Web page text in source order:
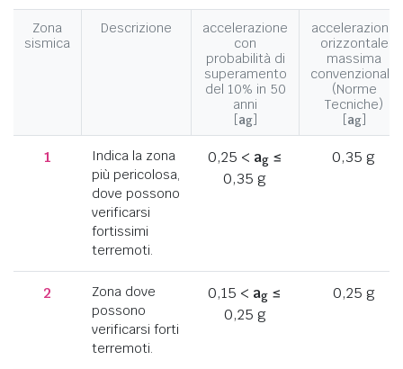
Zona
sismica
Descrizione
accelerazione
con
probabilità di
superamento
del 10% in 50
anni
[ag]
accelerazione
orizzontale
massima
convenzionale
(Norme
Tecniche)
[ag]
1
Indica la zona
più pericolosa,
dove possono
verificarsi
fortissimi
terremoti.
0,25 < ag≤
0,35 g
0,35 g
2
Zona dove
possono
verificarsi forti
terremoti.
0,15 < ag ≤
0,25 g
0,25 g